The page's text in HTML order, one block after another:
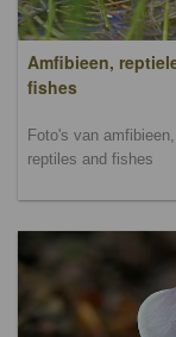
Amfibieen,
fishes
Foto's van
reptiles and fishes